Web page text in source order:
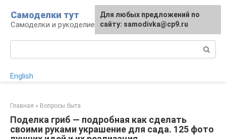
контенту
Самоделки тут
Самоделки и рукоделие для дома и участка
English
Главная » Вопросы быта
Поделка гриб — подробная как сделать
своими руками украшение для сада. 125 фото
Для любых предложений по
сайту: samodivka@cp9.ru